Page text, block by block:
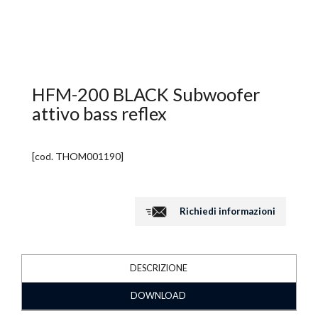
HFM-200 BLACK Subwoofer
attivo bass reflex
[cod. THOM001190]
Richiedi informazioni
DESCRIZIONE
DOWNLOAD